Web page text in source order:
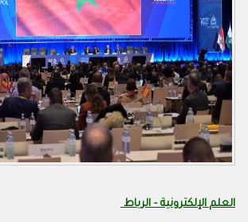
العلم الإلكترونية - الرباط